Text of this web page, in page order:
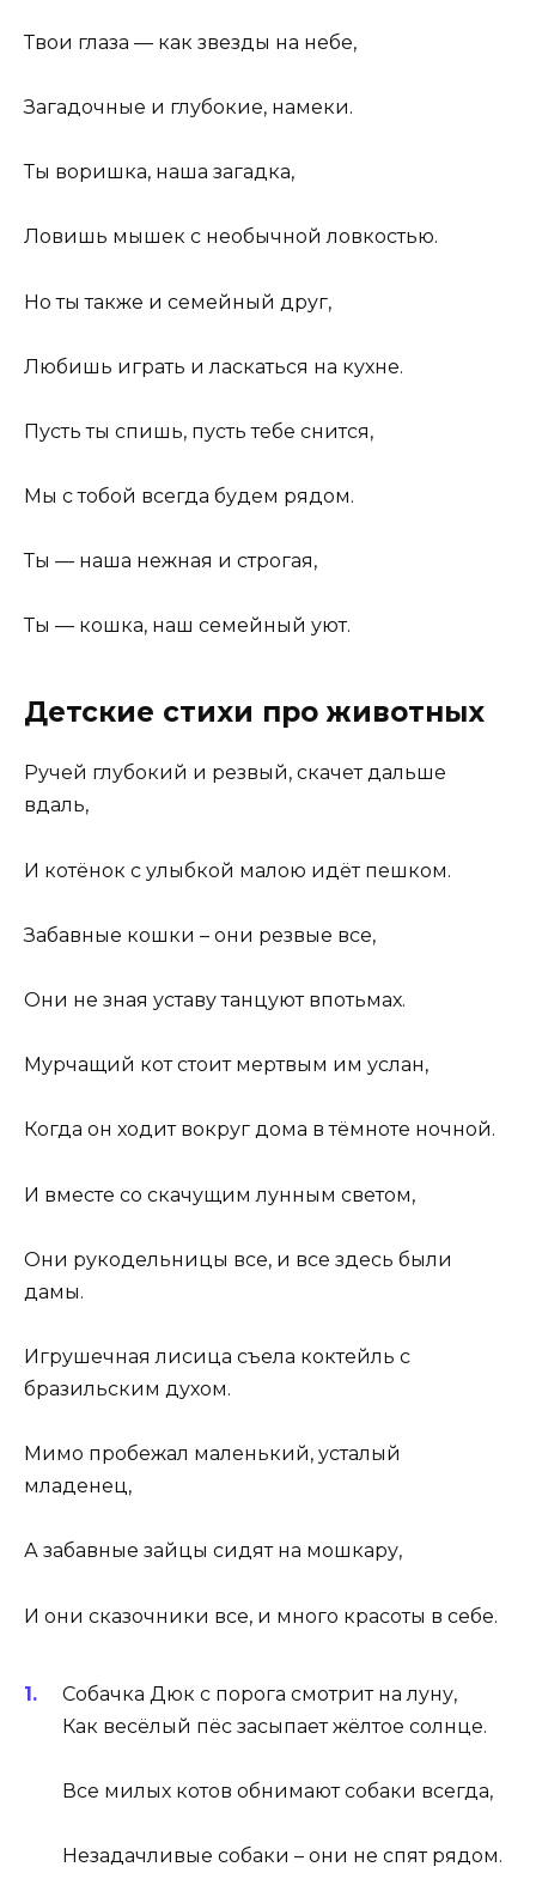
Твои глаза — как звезды на небе,
Загадочные и глубокие, намеки.
Ты воришка, наша загадка,
Ловишь мышек с необычной ловкостью.
Но ты также и семейный друг,
Любишь играть и ласкаться на кухне.
Пусть ты спишь, пусть тебе снится,
Мы с тобой всегда будем рядом.
Ты — наша нежная и строгая,
Ты — кошка, наш семейный уют.
Детские стихи про животных
Ручей глубокий и резвый, скачет дальше
вдаль,
И котёнок с улыбкой малою идёт пешком.
Забавные кошки – они резвые все,
Они не зная уставу танцуют впотьмах.
Мурчащий кот стоит мертвым им услан,
Когда он ходит вокруг дома в тёмноте ночной.
И вместе со скачущим лунным светом,
Они рукодельницы все, и все здесь были
дамы.
Игрушечная лисица съела коктейль с
бразильским духом.
Мимо пробежал маленький, усталый
младенец,
А забавные зайцы сидят на мошкару,
И они сказочники все, и много красоты в себе.
Собачка Дюк с порога смотрит на луну,
Как весёлый пёс засыпает жёлтое солнце.
Все милых котов обнимают собаки всегда,
Незадачливые собаки – они не спят рядом.